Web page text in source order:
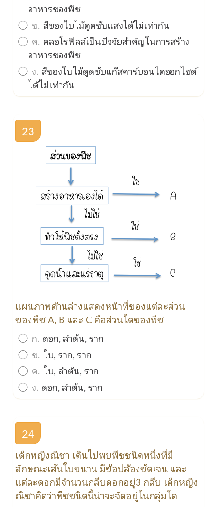
อาหารของพืช
ข. สีของใบไม้ดูดซับแสงได้ไม่เท่ากัน
ค. คลอโรฟิลล์เป็นปัจจัยสำคัญในการสร้าง
อาหารของพืช
ง. สีของใบไม้ดูดซับแก๊สคาร์บอนไดออกไซด์
ได้ไม่เท่ากัน
23
แผนภาพด้านล่างแสดงหน้าที่ของแต่ละส่วน
ของพืช A, B และ C คือส่วนใดของพืช
ก. ดอก, ลำต้น, ราก
ข. ใบ, ราก, ราก
ค. ใบ, ลำต้น, ราก
ง. ดอก, ลำต้น, ราก
24
เด็กหญิงณิชา เดินไปพบพืชชนิดหนึ่งที่มี
ลักษณะเส้นใบขนาน มีข้อปล้องชัดเจน และ
แต่ละดอกมีจำนวนกลีบดอกอยู่3 กลีบ เด็กหญิง
ณิชาคิดว่าพืชชนิดนี้น่าจะจัดอยู่ในกลุ่มใด